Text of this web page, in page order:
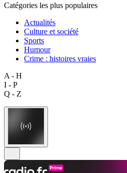
Catégories les plus populaires
Actualités
Culture et société
Sports
Humour
Crime : histoires vraies
A - H
I - P
Q - Z